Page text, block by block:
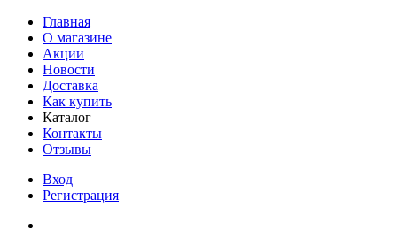
Главная
О магазине
Акции
Новости
Доставка
Как купить
Каталог
Контакты
Отзывы
Вход
Регистрация